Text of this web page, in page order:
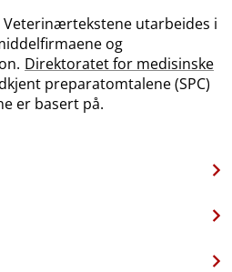
Veterinærtekstene utarbeides i
og
Direktoratet for medisinske
preparatomtalene (SPC)
er basert på.